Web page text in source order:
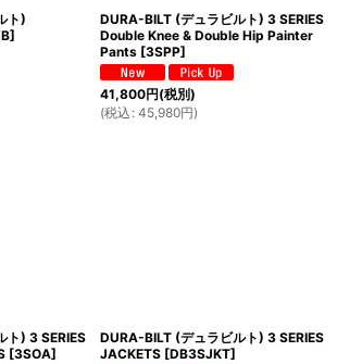
ト)
]
DURA-BILT (デュラビルト) 3 SERIES
Double Knee & Double Hip Painter
Pants [3SPP]
41,800円(税別)
(税込 : 45,980円)
ト) 3 SERIES
[3SOA]
DURA-BILT (デュラビルト) 3 SERIES
JACKETS [DB3SJKT]